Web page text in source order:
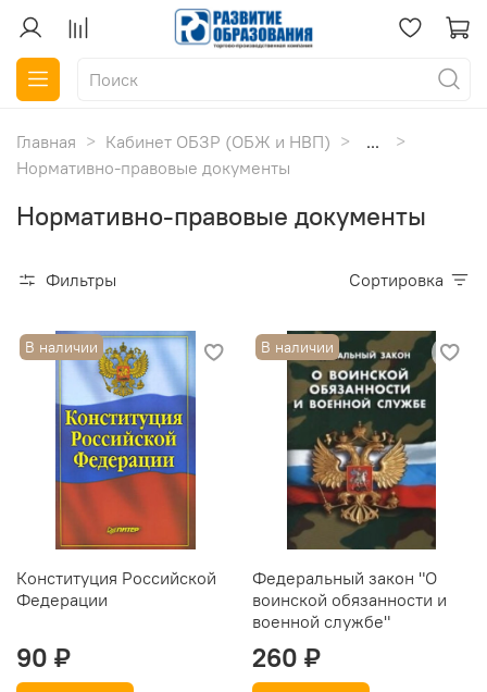
Главная Кабинет ОБЗР (ОБЖ и НВП)
...
Нормативно-правовые документы
Нормативно-правовые документы
Фильтры Сортировка
В наличии
Конституция Российской
Федерации
90 ₽
В наличии
Федеральный закон "О
воинской обязанности и
военной службе"
260 ₽